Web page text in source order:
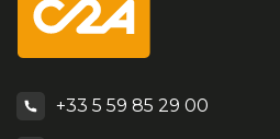
+33 5 59 85 29 00